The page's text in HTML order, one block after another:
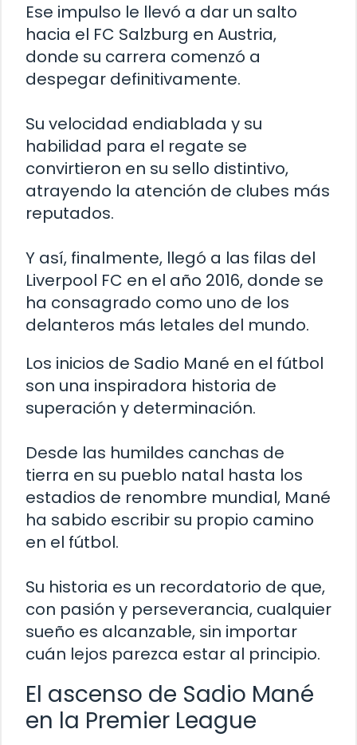
Ese impulso le llevó a dar un salto
hacia el FC Salzburg en Austria,
donde su carrera comenzó a
despegar definitivamente.
Su velocidad endiablada y su
habilidad para el regate se
convirtieron en su sello distintivo,
atrayendo la atención de clubes más
reputados.
Y así, finalmente, llegó a las filas del
Liverpool FC en el año 2016, donde se
ha consagrado como uno de los
delanteros más letales del mundo.
Los inicios de Sadio Mané en el fútbol
son una inspiradora historia de
superación y determinación.
Desde las humildes canchas de
tierra en su pueblo natal hasta los
estadios de renombre mundial, Mané
ha sabido escribir su propio camino
en el fútbol.
Su historia es un recordatorio de que,
con pasión y perseverancia, cualquier
sueño es alcanzable, sin importar
cuán lejos parezca estar al principio.
El ascenso de Sadio Mané
en la Premier League